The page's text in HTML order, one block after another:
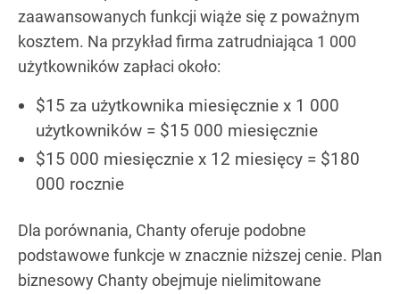
zaawansowanych funkcji wiąże się z poważnym
kosztem. Na przykład firma zatrudniająca 1 000
użytkowników zapłaci około:
$15 za użytkownika miesięcznie x 1 000
użytkowników = $15 000 miesięcznie
$15 000 miesięcznie x 12 miesięcy = $180
000 rocznie
Dla porównania, Chanty oferuje podobne
podstawowe funkcje w znacznie niższej cenie. Plan
biznesowy Chanty obejmuje nielimitowane